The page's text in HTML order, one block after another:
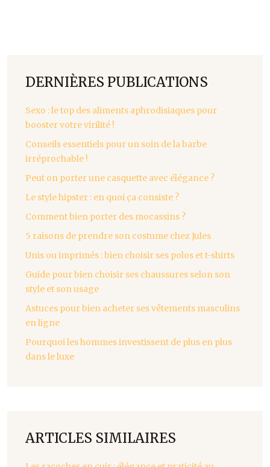
DERNIÈRES PUBLICATIONS
Sexo : le top des aliments aphrodisiaques pour
booster votre virilité !
Conseils essentiels pour un soin de la barbe
irréprochable !
Peut on porter une casquette avec élégance ?
Le style hipster : en quoi ça consiste ?
Comment bien porter des mocassins ?
5 raisons de prendre son costume chez Jules
Unis ou imprimés : bien choisir ses polos et t-shirts
Guide pour bien choisir ses chaussures selon son
style et son usage
Astuces pour bien acheter ses vêtements masculins
en ligne
Pourquoi les hommes investissent de plus en plus
dans le luxe
ARTICLES SIMILAIRES